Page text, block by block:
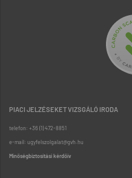
PIACI JELZÉSEKET VIZSGÁLÓ IRODA
telefon: +36 (1) 472-8851
e-mail: ugyfelszolgalat@gvh.hu
Minőségbiztosítási kérdőív